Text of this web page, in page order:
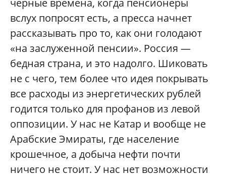
черные времена, когда пенсионеры
вслух попросят есть, а пресса начнет
рассказывать про то, как они голодают
«на заслуженной пенсии». Россия —
бедная страна, и это надолго. Шиковать
не с чего, тем более что идея покрывать
все расходы из энергетических рублей
годится только для профанов из левой
оппозиции. У нас не Катар и вообще не
Арабские Эмираты, где население
крошечное, а добыча нефти почти
ничего не стоит. У нас нет возможности